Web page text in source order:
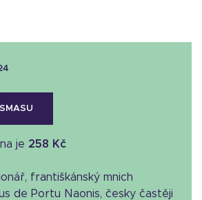
je 258 Kč
františkánský mnich
de Portu Naonis, česky častěji